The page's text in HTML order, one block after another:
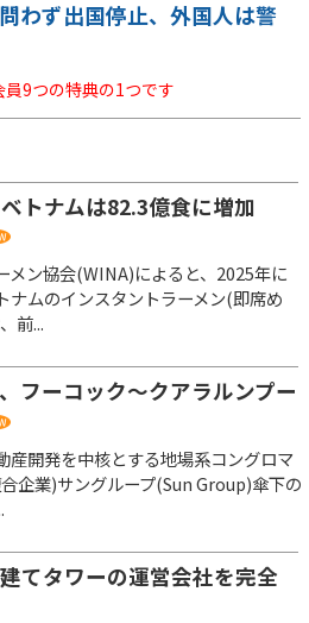
わず出国停止、外国人は警
員9つの特典の1つです
トナムは82.3億食に増加
メン協会(WINA)によると、2025年に
ナムのインスタントラーメン(即席め
前...
フーコック～クアラルンプー
産開発を中核とする地場系コングロマ
企業)サングループ(Sun Group)傘下の
てタワーの運営会社を完全